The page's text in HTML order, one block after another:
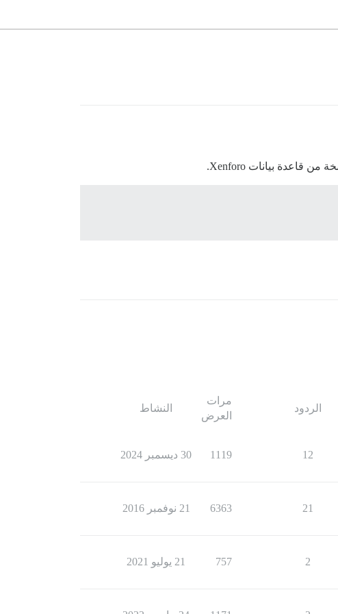
الردود
مرات
العرض
النشاط
12
1119 30 ديسمبر 2024
21
6363 21 نوفمبر 2016
2
757 21 يوليو 2021